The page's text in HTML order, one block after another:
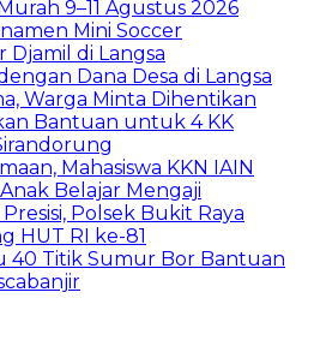
9–11 Agustus 2026
Mini Soccer
Djamil di Langsa
Dana Desa di Langsa
Warga Minta Dihentikan
Bantuan untuk 4 KK
Mahasiswa KKN IAIN
Belajar Mengaji
Polsek Bukit Raya
HUT RI ke-81
40 Titik Sumur Bor Bantuan